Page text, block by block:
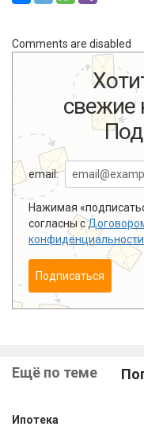
Comments are disabled
свежие
email:
Нажимая
согласны с
конфиденциальности
Подписаться
Ещё по теме
Ипотека